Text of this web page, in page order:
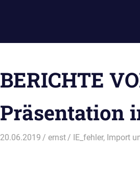
BERICHTE
Präsentation
20.06.2019 ernst IE_fehler, Import